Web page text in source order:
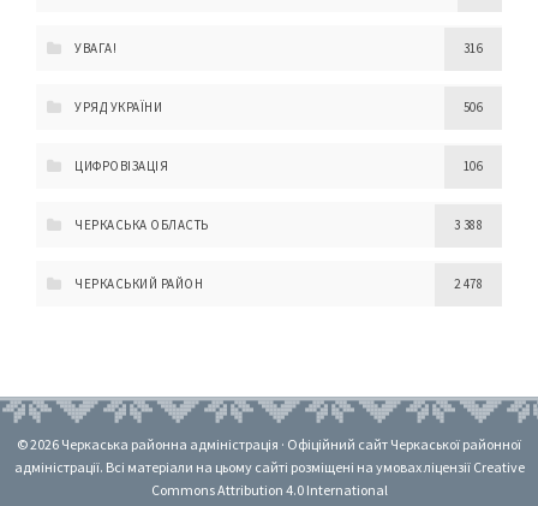
УВАГА! 316
УРЯД УКРАЇНИ 506
ЦИФРОВІЗАЦІЯ 106
ЧЕРКАСЬКА ОБЛАСТЬ 3 388
ЧЕРКАСЬКИЙ РАЙОН 2 478
© 2026 Черкаська районна адміністрація · Офіційний сайт Черкаської районної
адміністрації. Всі матеріали на цьому сайті розміщені на умовах ліцензії Creative
Commons Attribution 4.0 International